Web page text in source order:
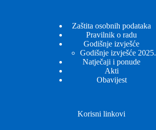
Zaštita osobnih podataka
Pravilnik o radu
Godišnje izvješće
Godišnje izvješće 2025.
Natječaji i ponude
Akti
Obavijest
Korisni linkovi